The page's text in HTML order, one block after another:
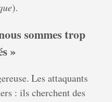
).
sommes trop
»
Les attaquants
: ils cherchent des